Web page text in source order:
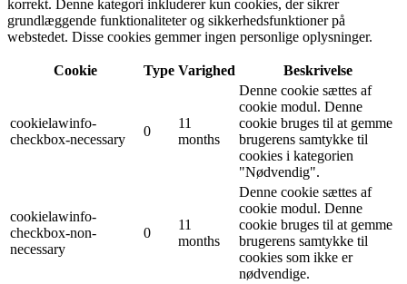
korrekt. Denne kategori inkluderer kun cookies, der sikrer
grundlæggende funktionaliteter og sikkerhedsfunktioner på
webstedet. Disse cookies gemmer ingen personlige oplysninger.
Cookie Type Varighed Beskrivelse
cookielawinfo-
checkbox-necessary
0
11
months
Denne cookie sættes af
cookie modul. Denne
cookie bruges til at gemme
brugerens samtykke til
cookies i kategorien
"Nødvendig".
cookielawinfo-
checkbox-non-
necessary
0
11
months
Denne cookie sættes af
cookie modul. Denne
cookie bruges til at gemme
brugerens samtykke til
cookies som ikke er
nødvendige.